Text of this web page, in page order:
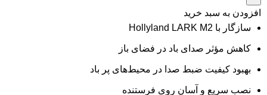
افزودن به سبد خرید
سازگار با Hollyland LARK M2
کاهش مؤثر صدای باد در فضای باز
بهبود کیفیت ضبط صدا در محیط‌های پر باد
نصب سریع و آسان روی فرستنده